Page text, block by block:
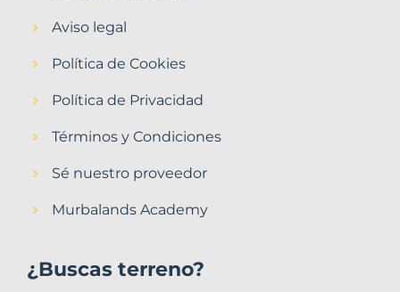
Aviso legal
Política de Cookies
Política de Privacidad
Términos y Condiciones
Sé nuestro proveedor
Murbalands Academy
¿Buscas terreno?